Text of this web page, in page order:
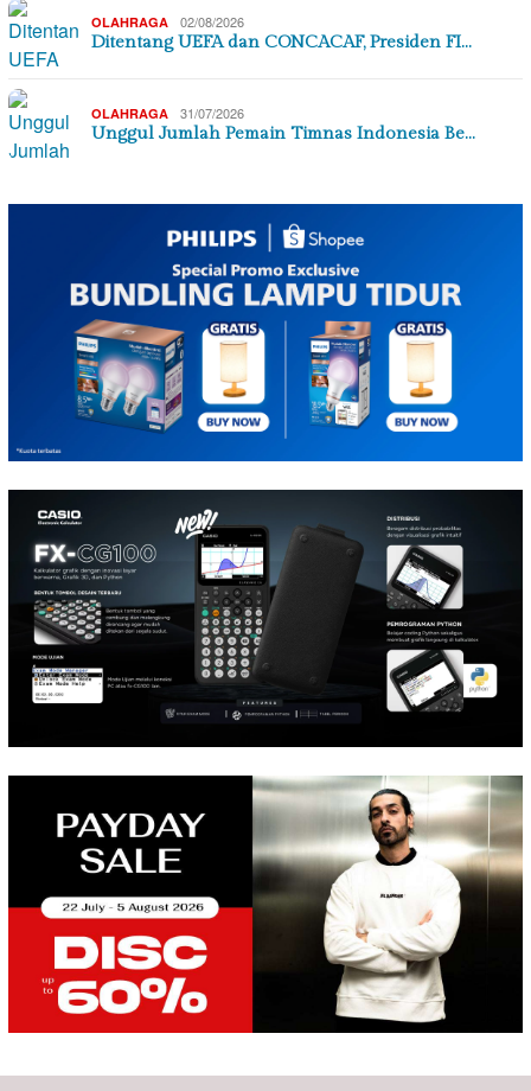
OLAHRAGA 02/08/2026
Ditentang UEFA dan CONCACAF, Presiden FI…
OLAHRAGA 31/07/2026
Unggul Jumlah Pemain Timnas Indonesia Be…